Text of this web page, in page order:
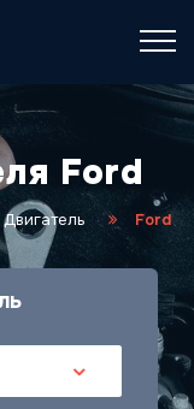
Ford
Двигатель Ford